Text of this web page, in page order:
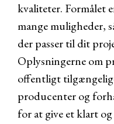
kvaliteter. Formålet
mange muligheder,
der passer til dit
Oplysningerne om
offentligt
producenter og
for at give et klart